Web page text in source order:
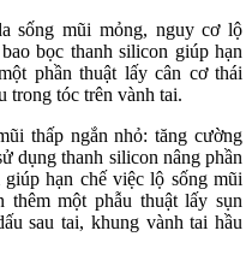
sống mũi mỏng, nguy cơ lộ
bọc thanh silicon giúp hạn
phần thuật lấy cân cơ thái
trong tóc trên vành tai.
thấp ngắn nhỏ: tăng cường
dụng thanh silicon nâng phần
hạn chế việc lộ sống mũi
một phẫu thuật lấy sụn
sau tai, khung vành tai hầu